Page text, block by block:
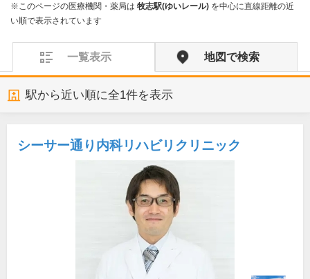
※このページの医療機関・薬局は 牧志駅(ゆいレール) を中心に直線距離の近
い順で表示されています
一覧表示 地図で検索
駅から近い順に全1件を表示
シーサー通り内科リハビリクリニック